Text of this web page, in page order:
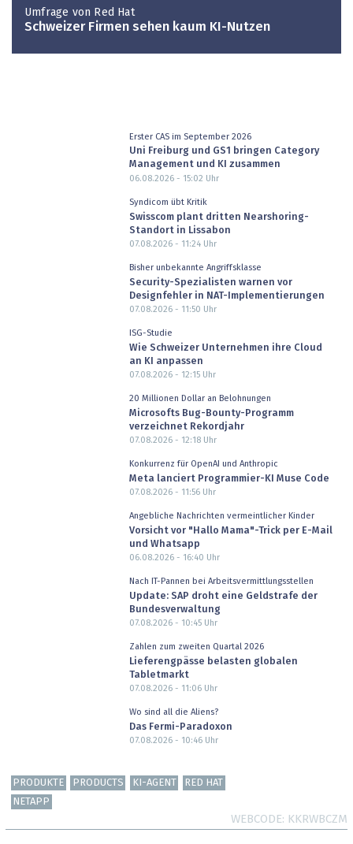
Umfrage von Red Hat
Schweizer Firmen sehen kaum KI-Nutzen
Erster CAS im September 2026
Uni Freiburg und GS1 bringen Category
Management und KI zusammen
06.08.2026 - 15:02 Uhr
Syndicom übt Kritik
Swisscom plant dritten Nearshoring-
Standort in Lissabon
07.08.2026 - 11:24Uhr
Bisher unbekannte Angriffsklasse
Security-Spezialisten warnen vor
Designfehler in NAT-Implementierungen
07.08.2026 - 11:50 Uhr
ISG-Studie
Wie Schweizer Unternehmen ihre Cloud
an KI anpassen
07.08.2026 - 12:15Uhr
20 Millionen Dollar an Belohnungen
Microsofts Bug-Bounty-Programm
verzeichnet Rekordjahr
07.08.2026 - 12:18Uhr
Konkurrenz für OpenAI und Anthropic
Meta lanciert Programmier-KI Muse Code
07.08.2026 - 11:56Uhr
Angebliche Nachrichten vermeintlicher Kinder
Vorsicht vor "Hallo Mama"-Trick per E-Mail
und Whatsapp
06.08.2026 - 16:40 Uhr
Nach IT-Pannen bei Arbeitsvermittlungsstellen
Update: SAP droht eine Geldstrafe der
Bundesverwaltung
07.08.2026 - 10:45Uhr
Zahlen zum zweiten Quartal 2026
Lieferengpässe belasten globalen
Tabletmarkt
07.08.2026 - 11:06Uhr
Wo sind all die Aliens?
Das Fermi-Paradoxon
07.08.2026 - 10:46Uhr
PRODUKTE PRODUCTS KI-AGENT
RED HAT
NETAPP
WEBCODE KKRWBCZM